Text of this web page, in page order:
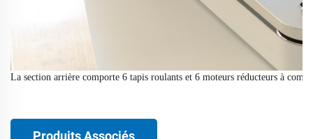
La section arrière comporte 6 tapis roulants et 6 moteurs réducteurs à